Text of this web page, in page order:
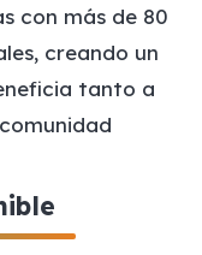
con más de 80
creando un
tanto a